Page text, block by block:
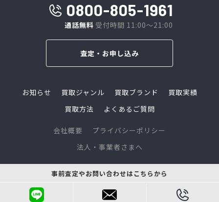
0800-805-1961
通話無料 受付時間 11:00～21:00
査定・お申し込み
お知らせ 買取ジャンル 買取ブランド
買取実績
買取方法
よくあるご質問
会社概要
プライバシーポリシー
法人・事業者さまへ